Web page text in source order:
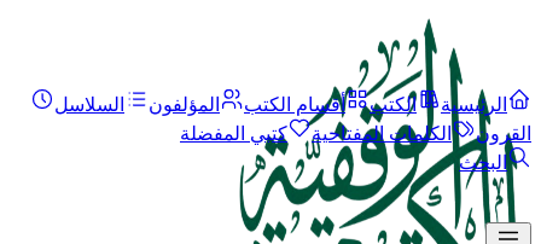
الرئيسية الكتب أقسام الكتب المؤلفون
السلاسل
القرون
الكلمات المفتاحية
كتبي المفضلة
البحث